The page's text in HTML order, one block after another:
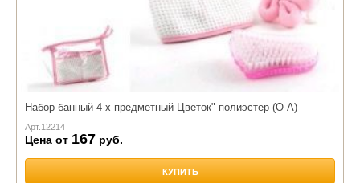
Набор банный 4-х предметный Цветок" полиэстер (О-А)
Арт. 12214
Цена от 167 руб.
КУПИТЬ